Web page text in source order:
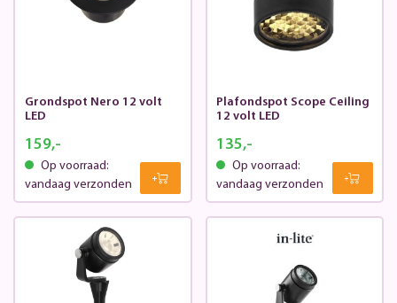
Grondspot Nero 12 volt
LED
159,-
Op voorraad:
vandaag verzonden
Plafondspot Scope Ceiling
12 volt LED
135,-
Op voorraad:
vandaag verzonden